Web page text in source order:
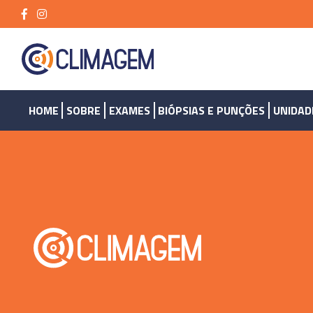
HOME SOBRE EXAMES BIÓPSIAS E PUNÇÕES